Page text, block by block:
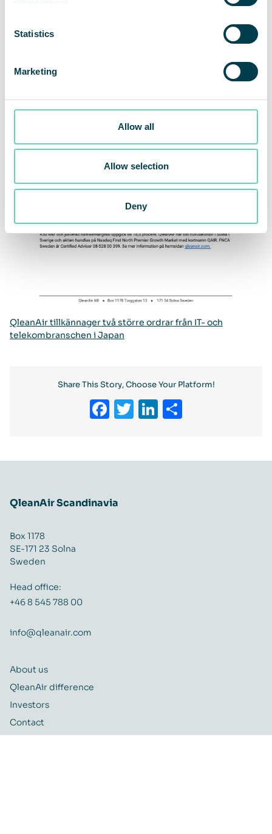
Statistics
Marketing
Allow all
Allow selection
Deny
QleanAir tillkännager två större ordrar från IT- och
telekombranschen i Japan
Share This Story, Choose Your Platform!
Facebook
Twitter
LinkedIn
QleanAir Scandinavia
Box 1178
SE-171 23 Solna
Sweden
Head office:
+46 8 545 788 00
info@qleanair.com
About us
QleanAir difference
Investors
Contact